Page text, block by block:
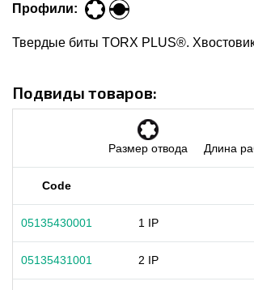
Профили:
Твердые биты TORX PLUS®.
Подвиды товаров:
Размер отвода Длина
Code
05135430001 1 IP
05135431001 2 IP